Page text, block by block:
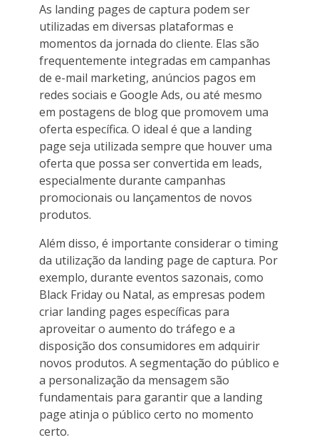
As landing pages de captura podem ser
utilizadas em diversas plataformas e
momentos da jornada do cliente. Elas são
frequentemente integradas em campanhas
de e-mail marketing, anúncios pagos em
redes sociais e Google Ads, ou até mesmo
em postagens de blog que promovem uma
oferta específica. O ideal é que a landing
page seja utilizada sempre que houver uma
oferta que possa ser convertida em leads,
especialmente durante campanhas
promocionais ou lançamentos de novos
produtos.
Além disso, é importante considerar o timing
da utilização da landing page de captura. Por
exemplo, durante eventos sazonais, como
Black Friday ou Natal, as empresas podem
criar landing pages específicas para
aproveitar o aumento do tráfego e a
disposição dos consumidores em adquirir
novos produtos. A segmentação do público e
a personalização da mensagem são
fundamentais para garantir que a landing
page atinja o público certo no momento
certo.